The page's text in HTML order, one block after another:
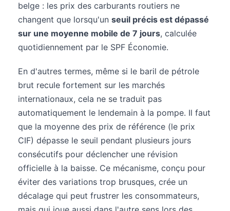
belge : les prix des carburants routiers ne
changent que lorsqu'un seuil précis est dépassé
sur une moyenne mobile de 7 jours, calculée
quotidiennement par le SPF Économie.
En d'autres termes, même si le baril de pétrole
brut recule fortement sur les marchés
internationaux, cela ne se traduit pas
automatiquement le lendemain à la pompe. Il faut
que la moyenne des prix de référence (le prix
CIF) dépasse le seuil pendant plusieurs jours
consécutifs pour déclencher une révision
officielle à la baisse. Ce mécanisme, conçu pour
éviter des variations trop brusques, crée un
décalage qui peut frustrer les consommateurs,